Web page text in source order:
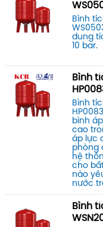
Bình
dung
10 bar.
Bình
Bình
bình
cao
áp lực
phòng
hệ
cho
nào
nước
Bình